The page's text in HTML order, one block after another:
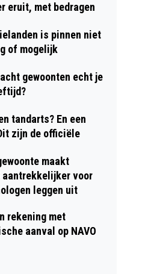
eruit, met bedragen
is pinnen niet
of mogelijk
gewoonten echt je
tandarts? En een
zijn de officiële
maakt
voor
leggen uit
rekening met
aanval op NAVO